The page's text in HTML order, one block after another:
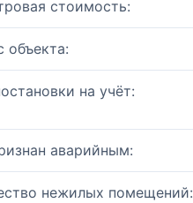
стоимость:
объекта:
на учёт:
аварийным:
нежилых помещений: